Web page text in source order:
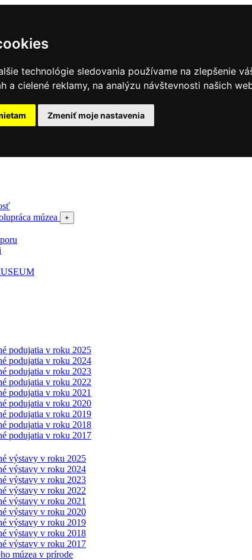
technológie sledovania používame na zlepšenie
a cielené reklamy, na analýzu návštevnosti našich
Zmeniť moje nastavenia
múzea
+
podujatia v roku 2025
podujatia v roku 2024
podujatia v roku 2023
podujatia v roku 2022
podujatia v roku 2021
podujatia v roku 2020
podujatia v roku 2019
podujatia v roku 2018
podujatia v roku 2017
výstavy v roku 2025
výstavy v roku 2024
výstavy v roku 2023
výstavy v roku 2022
výstavy v roku 2021
výstavy v roku 2020
výstavy v roku 2019
výstavy v roku 2018
výstavy v roku 2017
múzea v prírode